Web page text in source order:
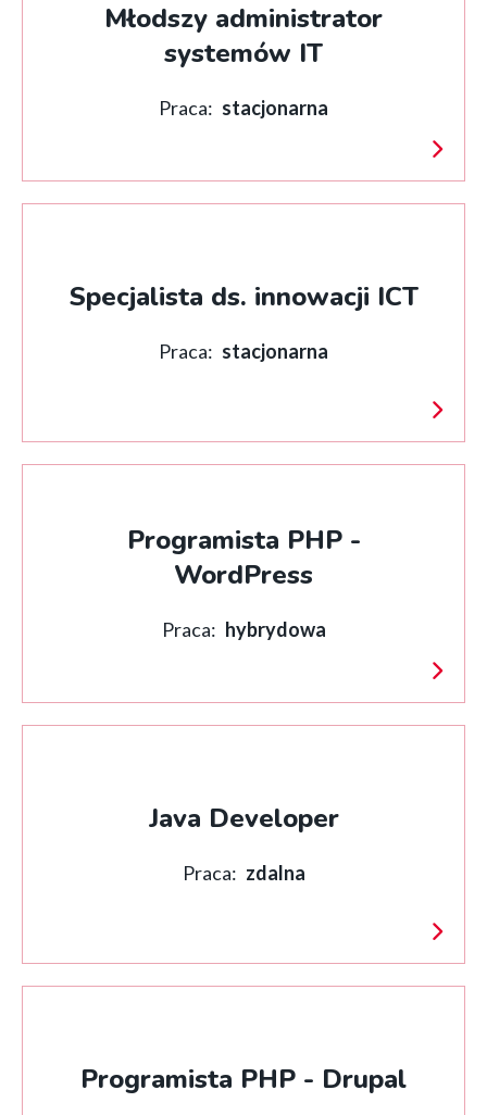
Młodszy administrator
systemów IT
Praca: stacjonarna
Specjalista ds. innowacji ICT
Praca: stacjonarna
Programista PHP -
WordPress
Praca: hybrydowa
Java Developer
Praca: zdalna
Programista PHP - Drupal